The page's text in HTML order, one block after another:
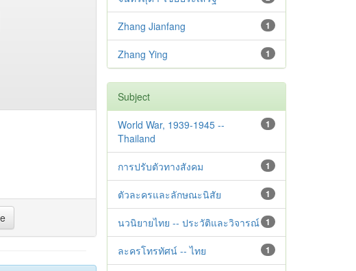
1
Zhang Jianfang
1
Zhang Ying
Subject
1
World War, 1939-1945 --
Thailand
1
การปรับตัวทางสังคม
1
ตัวละครและลักษณะนิสัย
1
นวนิยายไทย -- ประวัติและวิจารณ์
1
ละครโทรทัศน์ -- ไทย